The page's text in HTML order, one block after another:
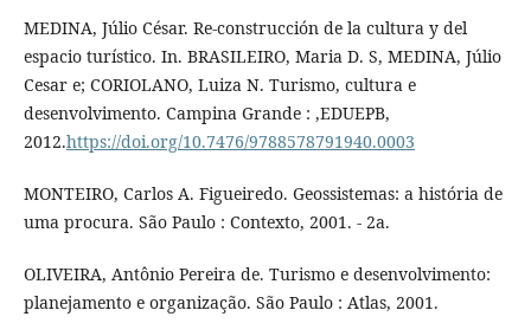
MEDINA, Júlio César. Re-construcción de la cultura y del
espacio turístico. In. BRASILEIRO, Maria D. S, MEDINA, Júlio
Cesar e; CORIOLANO, Luiza N. Turismo, cultura e
desenvolvimento. Campina Grande : ,EDUEPB,
2012.https://doi.org/10.7476/9788578791940.0003
MONTEIRO, Carlos A. Figueiredo. Geossistemas: a história de
uma procura. São Paulo : Contexto, 2001. - 2a.
OLIVEIRA, Antônio Pereira de. Turismo e desenvolvimento:
planejamento e organização. São Paulo : Atlas, 2001.